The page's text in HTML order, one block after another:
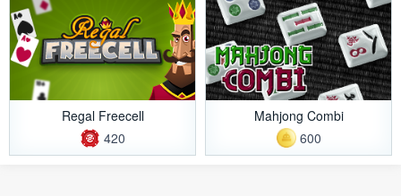
Regal Freecell
420
Mahjong Combi
600